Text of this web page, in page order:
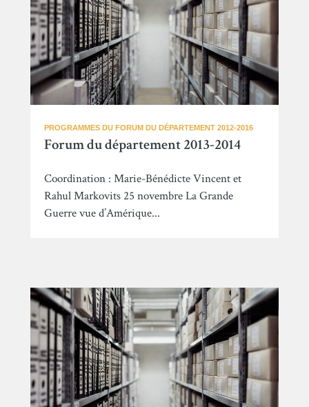
PROGRAMMES DU FORUM DU DÉPARTEMENT 2012-2016
Forum du département 2013-2014
Coordination : Marie-Bénédicte Vincent et
Rahul Markovits 25 novembre La Grande
Guerre vue d’Amérique...